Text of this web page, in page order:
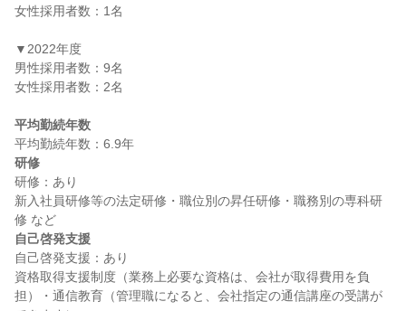
女性採用者数：1名
▼2022年度
男性採用者数：9名
女性採用者数：2名
平均勤続年数
研修
研修：あり
新入社員研修等の法定研修・職位別の昇任研修・職務別の専科研
自己啓発支援
自己啓発支援：あり
資格取得支援制度（業務上必要な資格は、会社が取得費用を負
担）・通信教育（管理職になると、会社指定の通信講座の受講が